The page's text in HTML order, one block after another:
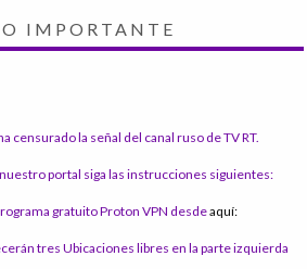
IMPORTANTE
censurado la señal del canal ruso de TV RT.
portal siga las instrucciones siguientes:
gratuito Proton VPN desdeaquí:
tres Ubicaciones libres en la parte izquierda